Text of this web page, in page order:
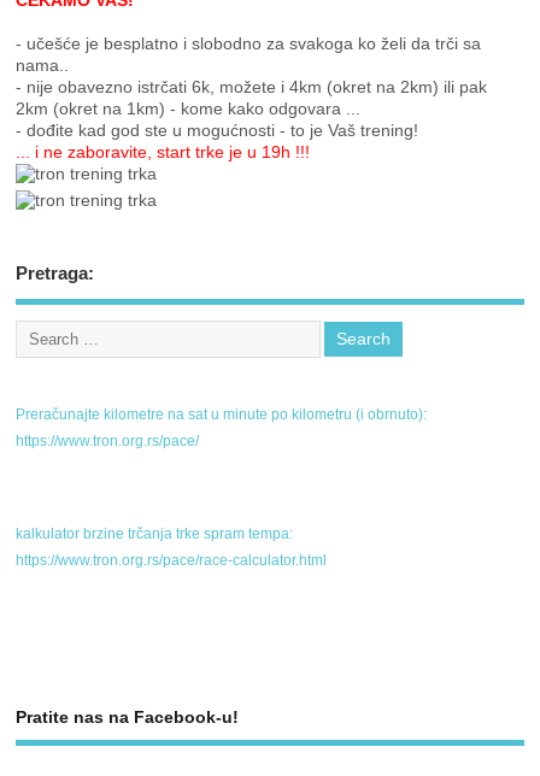
- učešće je besplatno i slobodno za svakoga ko želi da trči sa
nama..
- nije obavezno istrčati 6k, možete i 4km (okret na 2km) ili pak
2km (okret na 1km) - kome kako odgovara ...
- dođite kad god ste u mogućnosti - to je Vaš trening!
... i ne zaboravite, start trke je u 19h !!!
Pretraga:
Preračunajte kilometre na sat u minute po kilometru (i obrnuto):
https://www.tron.org.rs/pace/
kalkulator brzine trčanja trke spram tempa:
https://www.tron.org.rs/pace/race-calculator.html
Pratite nas na Facebook-u!